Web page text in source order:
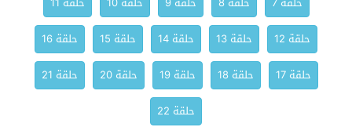
حلقة 12
حلقة 13 حلقة 14 حلقة 15
حلقة 16
حلقة 17
حلقة 18 حلقة 19 حلقة 20
حلقة 21
حلقة 22